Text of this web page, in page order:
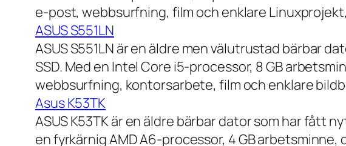
e-post, webbsurfning, film och enklare
ASUS S551LN
ASUS S551LN är en äldre men välutrustad bärbar
SSD. Med en Intel Core i5-processor, 8 GB
webbsurfning, kontorsarbete, film och enklare
Asus K53TK
ASUS K53TK är en äldre bärbar dator som har fått
en fyrkärnig AMD A6-processor, 4 GB